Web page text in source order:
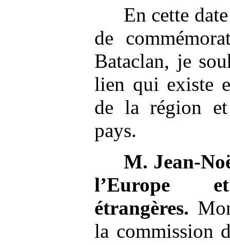
En cette
de
Bataclan, je
lien qui existe
de la région
pays.
M. Jean-
l’Europe
étrangères.
la commission